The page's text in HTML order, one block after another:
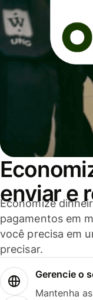
enviar e
Economize
pagamentos em
você precisa em
precisar.
Gerencie o
Mantenha